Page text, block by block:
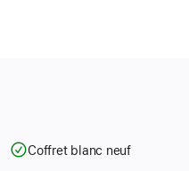
Coffret blanc neuf